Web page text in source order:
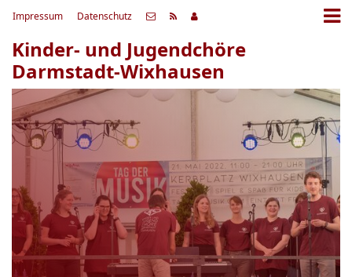
Impressum Datenschutz
Kinder- und Jugendchöre
Darmstadt-Wixhausen